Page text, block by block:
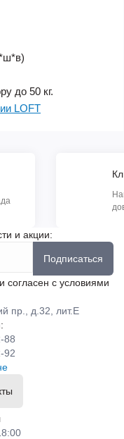
до 50 кг.
LOFT
и акции:
Подписаться
и согласен с условиями
пр., д.32, лит.Е
88
92